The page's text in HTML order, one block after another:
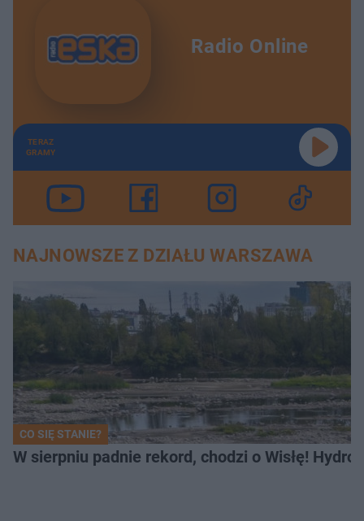
Radio Online
TERAZ
GRAMY
NAJNOWSZE Z DZIAŁU WARSZAWA
CO SIĘ STANIE?
W sierpniu padnie rekord, chodzi o Wisłę!